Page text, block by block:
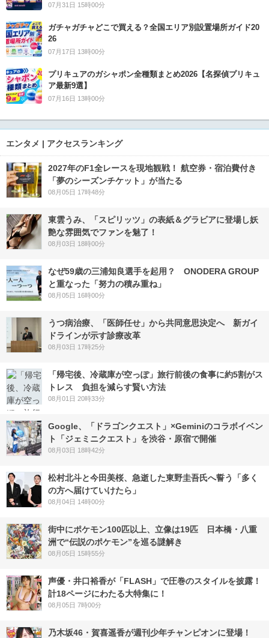
07月31日 15時00分
ガチャガチャどこで買える？全国エリア別設置場所ガイド20
26
07月17日 13時00分
プリキュアのガシャポン全種類まとめ2026【名探偵プリキュ
ア最新9選】
07月16日 13時00分
エンタメ | アクセスランキング
2027年のF1全レースを現地観戦！ 航空券・宿泊費付き
「夢のシーズンチケット」が当たる
08月05日 17時48分
東雲うみ、「スピリッツ」の表紙＆グラビアに登場し妖
艶な雰囲気でファンを魅了！
08月03日 18時00分
なぜ59歳の三浦知良選手を起用？ ONODERA GROUP
と重なった「努力の積み重ね」
08月05日 16時00分
うつ病治療、「医師任せ」から共同意思決定へ 新ガイ
ドラインが示す診療改革
08月03日 17時25分
「帰宅後、冷蔵庫が空っぽ」旅行前後の食事に約5割がス
トレス 負担を減らす賢い方法
08月01日 20時33分
Google、「ドラゴンクエスト」×Geminiのコラボイベン
ト「ジェミニクエスト」を渋谷・原宿で開催
08月03日 18時42分
松村北斗と今田美桜、急逝した東野圭吾氏へ誓う「多く
の方へ届けていけたら」
08月04日 14時00分
街中にポケモン100匹以上、立像は19匹 日本橋・八重
洲で“伝説のポケモン”を巡る謎解き
08月05日 15時55分
声優・井口裕香が「FLASH」で圧巻のスタイルを披露！
計18ページにわたる大特集に！
08月05日 7時00分
乃木坂46・賀喜遥香が週刊少年チャンピオンに登場！